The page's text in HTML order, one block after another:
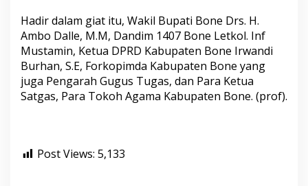
Hadir dalam giat itu, Wakil Bupati Bone Drs. H.
Ambo Dalle, M.M, Dandim 1407 Bone Letkol. Inf
Mustamin, Ketua DPRD Kabupaten Bone Irwandi
Burhan, S.E, Forkopimda Kabupaten Bone yang
juga Pengarah Gugus Tugas, dan Para Ketua
Satgas, Para Tokoh Agama Kabupaten Bone. (prof).
Post Views: 5,133